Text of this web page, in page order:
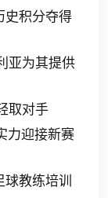
史积分夺得
亚为其提供
取对手
力迎接新赛
教练培训